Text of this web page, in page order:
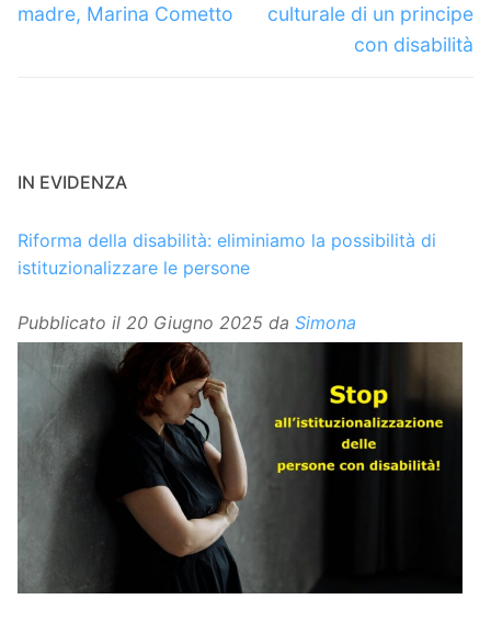
madre, Marina Cometto
culturale di un principe
con disabilità
IN EVIDENZA
Riforma della disabilità: eliminiamo la possibilità di
istituzionalizzare le persone
Pubblicato il 20 Giugno 2025 da Simona